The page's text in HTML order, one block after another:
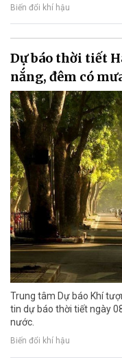
Biến đổi khí hậu
Dự báo thời tiết
nắng, đêm có
Trung tâm Dự báo Khí
tin dự báo thời tiết ngày
nước.
Biến đổi khí hậu